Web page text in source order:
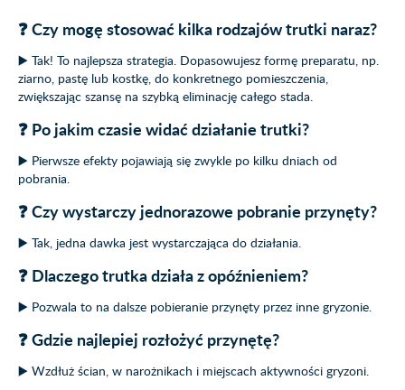
❓ Czy mogę stosować kilka rodzajów trutki naraz?
▶️ Tak! To najlepsza strategia. Dopasowujesz formę preparatu, np.
ziarno, pastę lub kostkę, do konkretnego pomieszczenia,
zwiększając szansę na szybką eliminację całego stada.
❓ Po jakim czasie widać działanie trutki?
▶️ Pierwsze efekty pojawiają się zwykle po kilku dniach od
pobrania.
❓ Czy wystarczy jednorazowe pobranie przynęty?
▶️ Tak, jedna dawka jest wystarczająca do działania.
❓ Dlaczego trutka działa z opóźnieniem?
▶️ Pozwala to na dalsze pobieranie przynęty przez inne gryzonie.
❓ Gdzie najlepiej rozłożyć przynętę?
▶️ Wzdłuż ścian, w narożnikach i miejscach aktywności gryzoni.